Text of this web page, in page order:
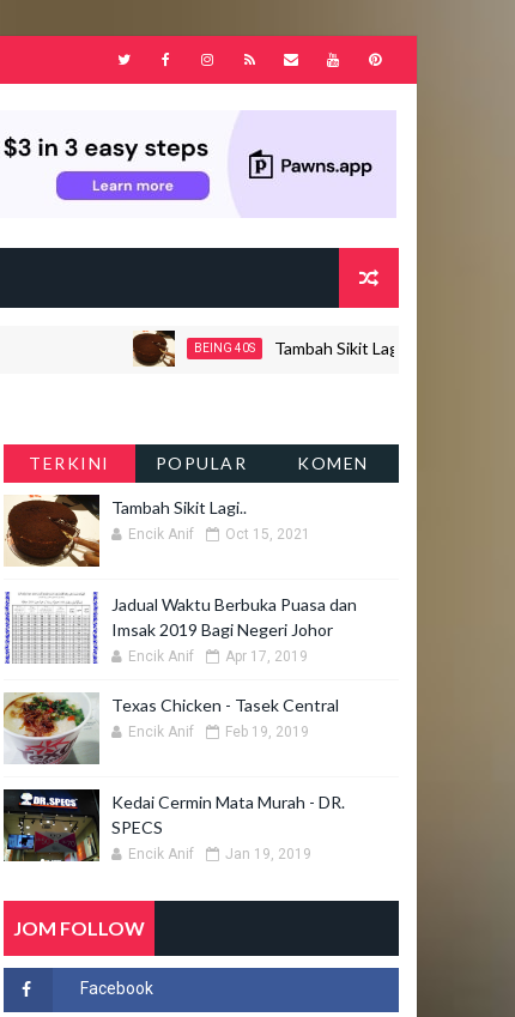
BEING 40S Tambah Sikit Lagi..
TERKINI POPULAR KOMEN
Tambah Sikit Lagi..
Encik Anif Oct 15, 2021
Jadual Waktu Berbuka Puasa dan
Imsak 2019 Bagi Negeri Johor
Encik Anif Apr 17, 2019
Texas Chicken - Tasek Central
Encik Anif Feb 19, 2019
Kedai Cermin Mata Murah - DR.
SPECS
Encik Anif Jan 19, 2019
JOM FOLLOW